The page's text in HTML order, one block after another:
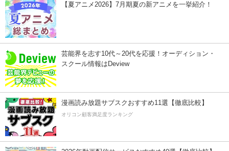
【夏アニメ2026】7月期夏の新アニメを一挙紹介！
芸能界を志す10代～20代を応援！オーディション・
スクール情報はDeview
漫画読み放題サブスクおすすめ11選【徹底比較】
オリコン顧客満足度ランキング